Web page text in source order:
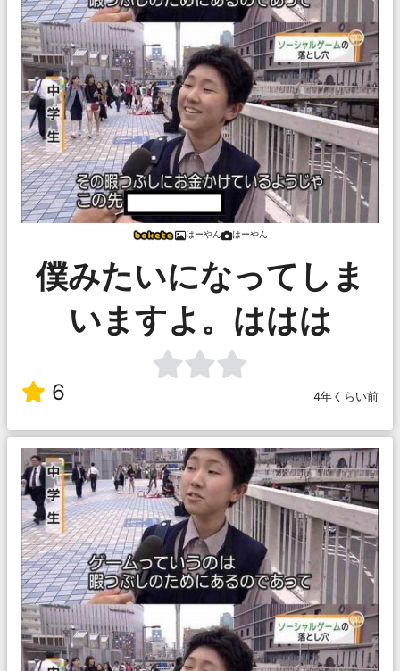
はーやん はーやん
僕みたいになってしま
いますよ。ははは
6 4年くらい前